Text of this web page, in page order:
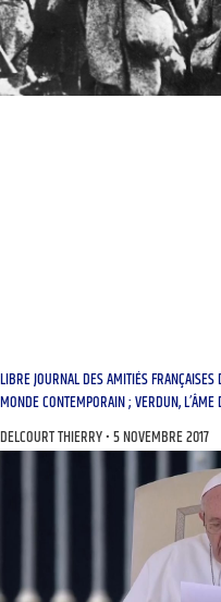
LIBRE JOURNAL DES AMITIÉS
MONDE CONTEMPORAIN ; VERDUN, L’ÂME
DELCOURT THIERRY 5 NOVEMBRE 2017